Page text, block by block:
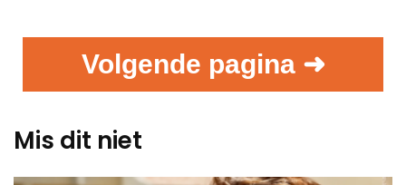
Volgende pagina ➜
Mis dit niet